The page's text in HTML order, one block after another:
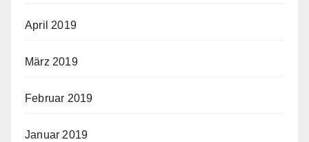
April 2019
März 2019
Februar 2019
Januar 2019